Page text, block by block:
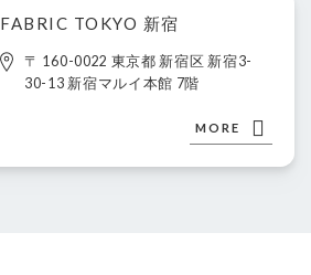
FABRIC TOKYO 新宿
〒 160-0022 東京都 新宿区 新宿3-
30-13 新宿マルイ本館 7階
MORE